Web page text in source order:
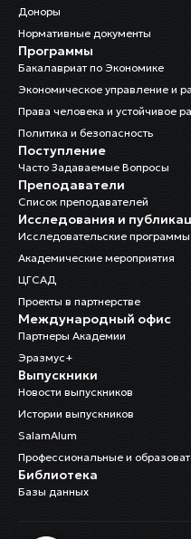
Доноры
Нормативные документы
Программы
Бакалавриат по Экономике
Экономическое управление и
Права человека и устойчивое
Политика и безопасность
Поступление
Часто Задаваемые Вопросы
Преподаватели
Список преподавателей
Исследования и
Исследовательские программы
Академические мероприятия
ЦГСАД
Проекты в партнерстве
Международный офис
Партнеры Академии
Эразмус+
Выпускники
Новости выпускников
Истории выпускников
SalamAlum
Профессиональные и
Библиотека
Базы данных